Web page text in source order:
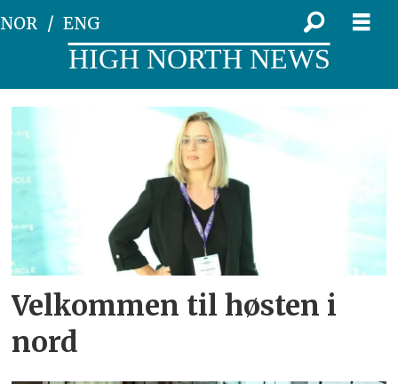
NOR ENG
HIGH NORTH NEWS
Tag:
sikkerhet
Velkommen til høsten i
nord